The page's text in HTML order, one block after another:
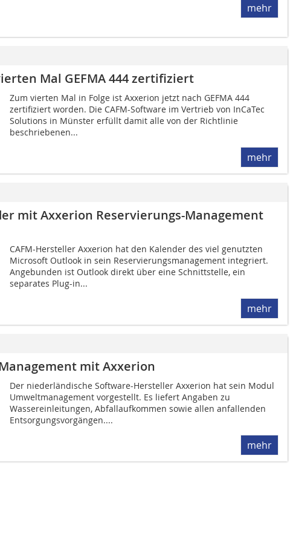
mehr
Mal GEFMA 444 zertifiziert
Zum vierten Mal in Folge ist Axxerion jetzt nach GEFMA 444
zertifiziert worden. Die CAFM-Software im Vertrieb von InCaTec
Solutions in Münster erfüllt damit alle von der Richtlinie
beschriebenen...
mehr
mit Axxerion Reservierungs-Management
CAFM-Hersteller Axxerion hat den Kalender des viel genutzten
Microsoft Outlook in sein Reservierungsmanagement integriert.
Angebunden ist Outlook direkt über eine Schnittstelle, ein
separates Plug-in...
mehr
mit Axxerion
Der niederländische Software-Hersteller Axxerion hat sein Modul
Umweltmanagement vorgestellt. Es liefert Angaben zu
Wassereinleitungen, Abfallaufkommen sowie allen anfallenden
Entsorgungsvorgängen....
mehr